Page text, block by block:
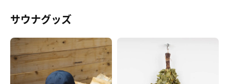
サウナグッズ